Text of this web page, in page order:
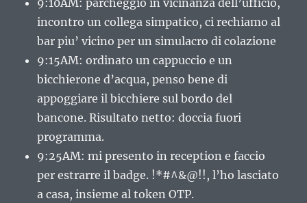
9:10AM: parcheggio in vicinanza dell’ufficio,
incontro un collega simpatico, ci rechiamo al
bar piu’ vicino per un simulacro di colazione
9:15AM: ordinato un cappuccio e un
bicchierone d’acqua, penso bene di
appoggiare il bicchiere sul bordo del
bancone. Risultato netto: doccia fuori
programma.
9:25AM: mi presento in reception e faccio
per estrarre il badge. !*#^&@!!, l’ho lasciato
a casa, insieme al token OTP.